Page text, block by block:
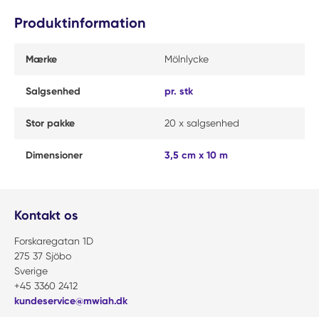
Produktinformation
Mærke Mölnlycke
Salgsenhed pr. stk
Stor pakke 20 x salgsenhed
Dimensioner 3,5 cm x 10 m
Kontakt os
Forskaregatan 1D
275 37 Sjöbo
Sverige
+45 3360 2412
kundeservice@mwiah.dk